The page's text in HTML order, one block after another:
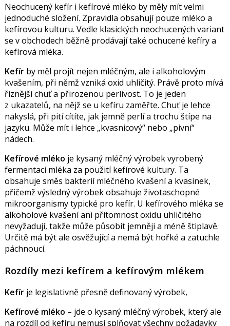
Neochucený kefír i kefírové mléko by měly mít velmi
jednoduché složení. Zpravidla obsahují pouze mléko a
kefírovou kulturu. Vedle klasických neochucených variant
se v obchodech běžně prodávají také ochucené kefíry a
kefírová mléka.
Kefír by měl projít nejen mléčným, ale i alkoholovým
kvašením, při němž vzniká oxid uhličitý. Právě proto mívá
říznější chuť a přirozenou perlivost. To je jeden
z ukazatelů, na nějž se u kefíru zaměřte. Chuť je lehce
nakyslá, při pití cítíte, jak jemně perlí a trochu štípe na
jazyku. Může mít i lehce „kvasnicový“ nebo „pivní“
nádech.
Kefírové mléko je kysaný mléčný výrobek vyrobený
fermentací mléka za použití kefírové kultury. Ta
obsahuje směs bakterií mléčného kvašení a kvasinek,
přičemž výsledný výrobek obsahuje životaschopné
mikroorganismy typické pro kefír. U kefírového mléka se
alkoholové kvašení ani přítomnost oxidu uhličitého
nevyžadují, takže může působit jemněji a méně štiplavě.
Určitě má být ale osvěžující a nemá být hořké a zatuchle
páchnoucí.
Rozdíly mezi kefírem a kefírovým mlékem
Kefírje legislativně přesně definovaný výrobek,
Kefírové mléko – jde o kysaný mléčný výrobek, který ale
na rozdíl od kefíru nemusí splňovat všechny požadavky